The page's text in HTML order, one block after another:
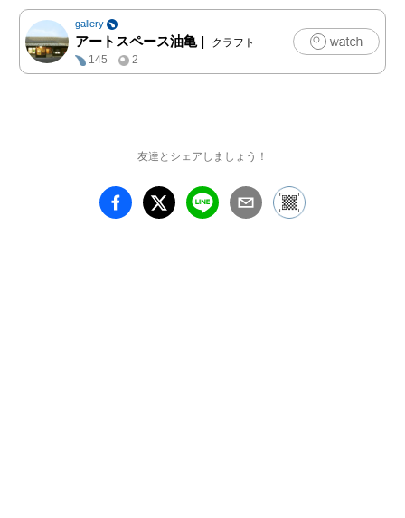
のに。
万華鏡のようにひろがる
切り絵の世界。
それは、この冬だけの贈
gallery
アートスペース油亀 |
クラフト
145
2
友達とシェアしましょう！